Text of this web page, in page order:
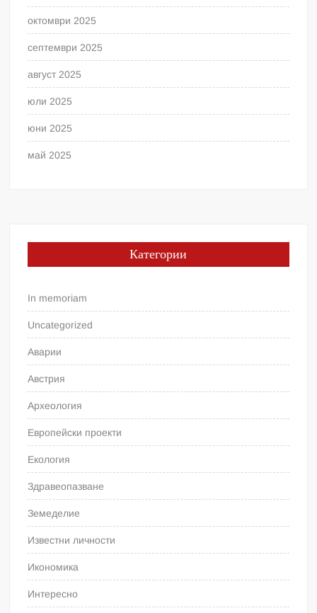
октомври 2025
септември 2025
август 2025
юли 2025
юни 2025
май 2025
Категории
In memoriam
Uncategorized
Аварии
Австрия
Археология
Европейски проекти
Екология
Здравеопазване
Земеделие
Известни личности
Икономика
Интересно